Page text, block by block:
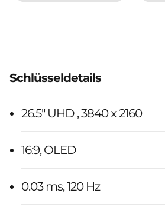
Schlüsseldetails
26.5" UHD , 3840 x 2160
16:9, OLED
0.03 ms, 120 Hz